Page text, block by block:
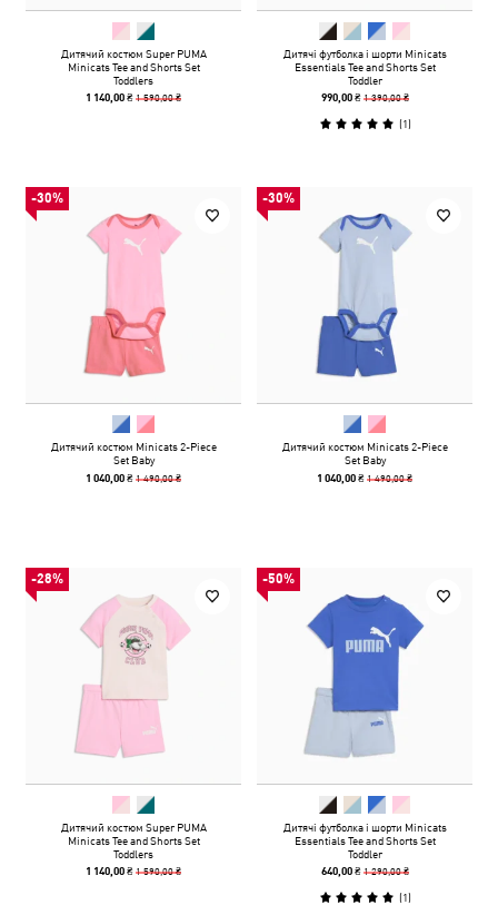
Дитячий костюм Super PUMA
Minicats Tee and Shorts Set
Toddlers
1 140,00 ₴1 590,00 ₴
Дитячі футболка і шорти Minicats
Essentials Tee and Shorts Set
Toddler
990,00 ₴ 1 390,00 ₴
(1)
-30%
Дитячий костюм Minicats 2-Piece
Set Baby
1 040,00 ₴1 490,00 ₴
-30%
Дитячий костюм Minicats 2-Piece
Set Baby
1 040,00 ₴1 490,00 ₴
-28%
Дитячий костюм Super PUMA
Minicats Tee and Shorts Set
Toddlers
1 140,00 ₴1 590,00 ₴
-50%
Дитячі футболка і шорти Minicats
Essentials Tee and Shorts Set
Toddler
640,00 ₴ 1 290,00 ₴
(1)